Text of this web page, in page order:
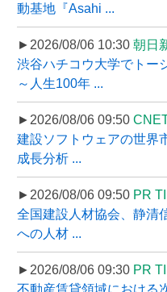
動基地『Asahi ...
►2026/08/06 10:30 朝日
渋谷ハチコウ大学でトー
～人生100年 ...
►2026/08/06 09:50
建設ソフトウェアの世界
成長分析 ...
►2026/08/06 09:50 PR
全国建設人材協会、静清
への人材 ...
►2026/08/06 09:30 PR
不動産賃貸領域における